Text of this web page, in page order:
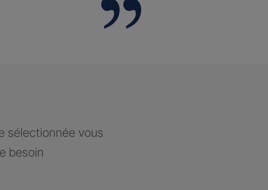
sélectionnée vous
besoin